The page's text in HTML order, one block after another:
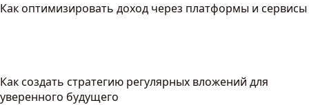
Как оптимизировать доход через платформы и сервисы
Как создать стратегию регулярных вложений для
уверенного будущего